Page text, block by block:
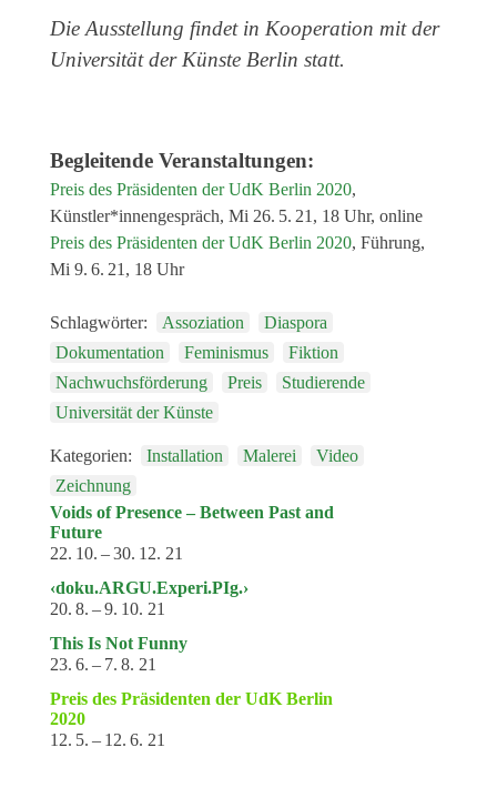
Voids of Presence – Between Past and
Future
22. 10. – 30. 12. 21
‹doku.ARGU.Experi.PIg.›
20. 8. – 9. 10. 21
This Is Not Funny
23. 6. – 7. 8. 21
Preis des Präsidenten der UdK Berlin
2020
12. 5. – 12. 6. 21
Die Ausstellung findet in Kooperation mit der
Universität der Künste Berlin statt.
Begleitende Veranstaltungen:
Preis des Präsidenten der UdK Berlin 2020,
Künstler*innengespräch, Mi 26. 5. 21, 18 Uhr, online
Preis des Präsidenten der UdK Berlin 2020, Führung,
Mi 9. 6. 21, 18 Uhr
Schlagwörter: Assoziation
Diaspora
Dokumentation
Feminismus
Fiktion
Nachwuchsförderung
Preis
Studierende
Universität der Künste
Kategorien: Installation Malerei
Video
Zeichnung